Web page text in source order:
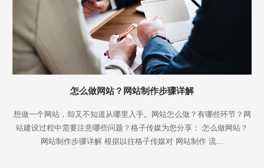
怎么做网站？网站制作步骤详解
想做一个网站，却又不知道从哪里入手。网站怎么做？有哪些环节？网
站建设过程中需要注意哪些问题？格子传媒为您分享： 怎么做网站？
网站制作步骤详解 根据以往格子传媒对 网站制作 流...